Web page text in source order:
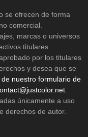
se ofrecen de forma
comercial.
marcas o universos
titulares.
por los titulares
y desea que se
nuestro formulario de
.
únicamente a uso
derechos de autor.